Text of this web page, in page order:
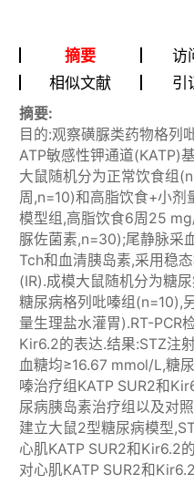
摘要 访
相似文献
引
摘要:
目的:观察磺脲类药物格列
ATP敏感性钾通道(KATP)
大鼠随机分为正常饮食组
周,n=10)和高脂饮食+小剂
模型组,高脂饮食6周25
脲佐菌素,n=30);尾静脉采
Tch和血清胰岛素,采用稳
(IR).成模大鼠随机分为糖
糖尿病格列吡嗪组(n=10),
量生理盐水灌胃).RT-PCR
Kir6.2的表达.结果:STZ注
血糖均≥16.67 mmol/L,糖
嗪治疗组KATP SUR2和
尿病胰岛素治疗组以及对
建立大鼠2型糖尿病模型
心肌KATP SUR2和Kir6.2
对心肌KATP SUR2和